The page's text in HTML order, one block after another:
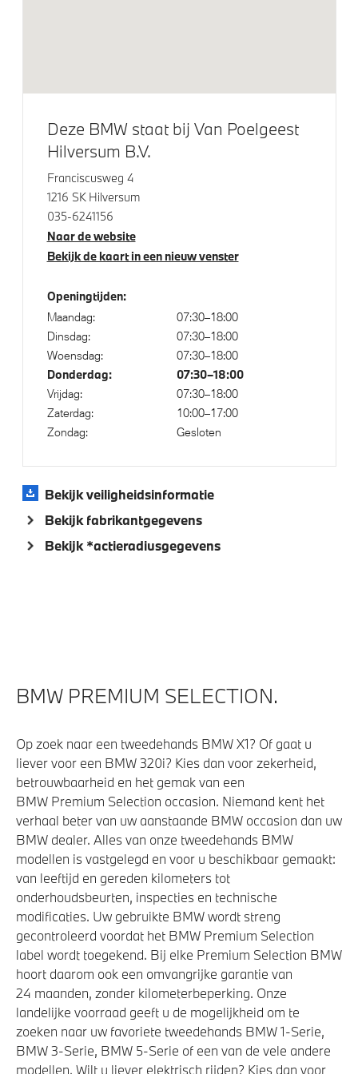
Parking Assistant
Comfort Access met BMW Digital Key
Servotronic
Aandrijving en onderstel
Anti blokkeer systeem
M Sportonderstel
Steptronic sport transmissie
xDrive - Vierwielaandrijving
Veiligheid
Akoestische voetgangersbescherming
Elektronisch Stabiliteits Programma
Passagiersairbag
Deze BMW staat bij Van Poelgeest
Hilversum B.V.
Franciscusweg 4
1216 SK Hilversum
035-6241156
Naar de website
Bekijk de kaart in een nieuw venster
Openingtijden:
Maandag:
07:30–18:00
Dinsdag:
07:30–18:00
Woensdag:
07:30–18:00
Donderdag: 07:30–18:00
Vrijdag:
07:30–18:00
Zaterdag:
10:00–17:00
Zondag:
Gesloten
Bekijk veiligheidsinformatie
Bekijk fabrikantgegevens
Bekijk *actieradiusgegevens
BMW PREMIUM SELECTION.
Op zoek naar een tweedehands BMW X1? Of gaat u
liever voor een BMW 320i? Kies dan voor zekerheid,
betrouwbaarheid en het gemak van een
BMW Premium Selection occasion. Niemand kent het
verhaal beter van uw aanstaande BMW occasion dan uw
BMW dealer. Alles van onze tweedehands BMW
modellen is vastgelegd en voor u beschikbaar gemaakt:
van leeftijd en gereden kilometers tot
onderhoudsbeurten, inspecties en technische
modificaties. Uw gebruikte BMW wordt streng
gecontroleerd voordat het BMW Premium Selection
label wordt toegekend. Bij elke Premium Selection BMW
hoort daarom ook een omvangrijke garantie van
24 maanden, zonder kilometerbeperking. Onze
landelijke voorraad geeft u de mogelijkheid om te
zoeken naar uw favoriete tweedehands BMW 1-Serie,
BMW 3-Serie, BMW 5-Serie of een van de vele andere
modellen. Wilt u liever elektrisch rijden? Kies dan voor